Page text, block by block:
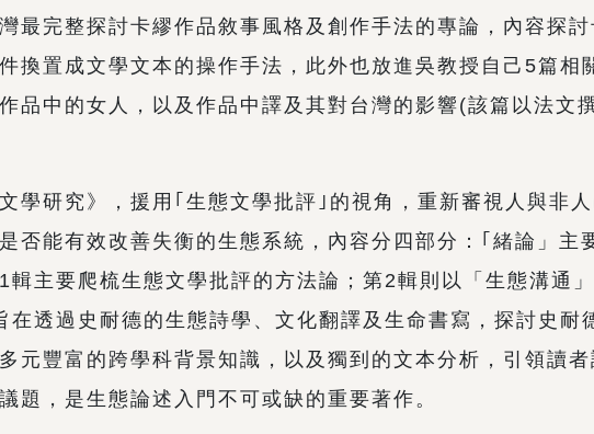
最完整探討卡繆作品敘事風格及創作手法的專論，內容探討
換置成文學文本的操作手法，此外也放進吳教授自己5篇相
品中的女人，以及作品中譯及其對台灣的影響(該篇以法文
學研究》，援用｢生態文學批評｣的視角，重新審視人與非
否能有效改善失衡的生態系統，內容分四部分：｢緒論」主
主要爬梳生態文學批評的方法論；第2輯則以「生態溝通
透過史耐德的生態詩學、文化翻譯及生命書寫，探討史耐
元豐富的跨學科背景知識，以及獨到的文本分析，引領讀
題，是生態論述入門不可或缺的重要著作。